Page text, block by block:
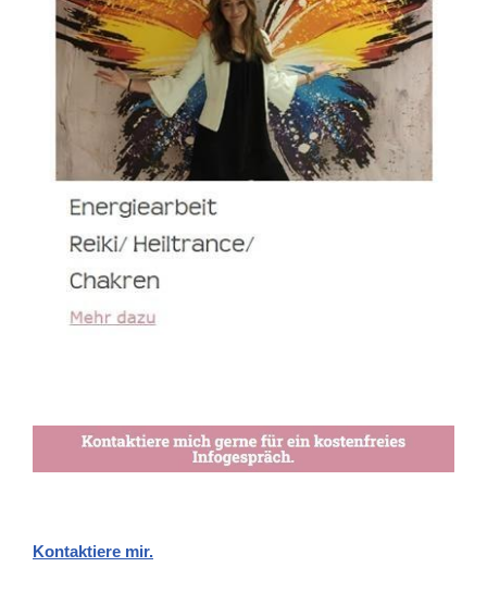
Kontaktiere mir.